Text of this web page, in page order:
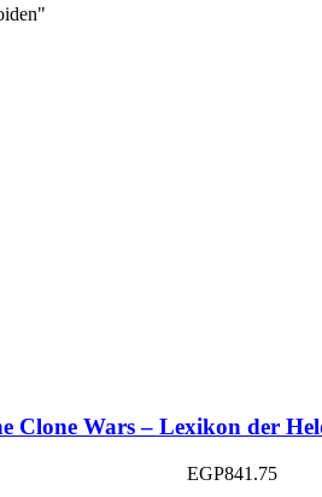
Clone Wars – Lexikon der
EGP841.75